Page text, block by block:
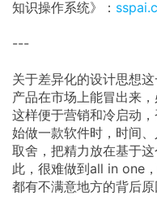
知识操作系统》：
---
关于差异化的设计思想
产品在市场上能冒出来
这样便于营销和冷启动
始做一款软件时，时间
取舍，把精力放在基于
此，很难做到all in one
都有不满意地方的背后原